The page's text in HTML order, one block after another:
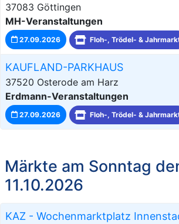
37083 Göttingen
MH-Veranstaltungen
27.09.2026 Floh-, Trödel- &
KAUFLAND-PARKHAUS
37520 Osterode am Harz
Erdmann-Veranstaltungen
27.09.2026 Floh-, Trödel- &
Märkte am Sonntag
11.10.2026
KAZ - Wochenmarktplatz